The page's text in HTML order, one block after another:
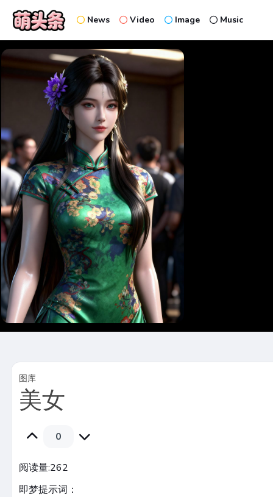
News Video Image Music
图库
美女
0
阅读量:262
即梦提示词：